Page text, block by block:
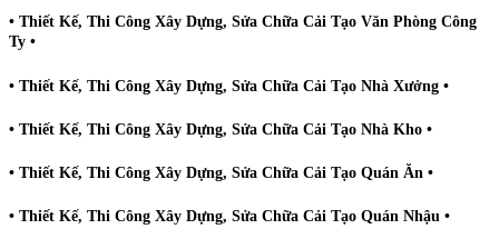
• Thiết Kế, Thi Công Xây Dựng, Sửa Chữa Cải Tạo Văn Phòng Công
Ty •
• Thiết Kế, Thi Công Xây Dựng, Sửa Chữa Cải Tạo Nhà Xưởng •
• Thiết Kế, Thi Công Xây Dựng, Sửa Chữa Cải Tạo Nhà Kho •
• Thiết Kế, Thi Công Xây Dựng, Sửa Chữa Cải Tạo Quán Ăn •
• Thiết Kế, Thi Công Xây Dựng, Sửa Chữa Cải Tạo Quán Nhậu •